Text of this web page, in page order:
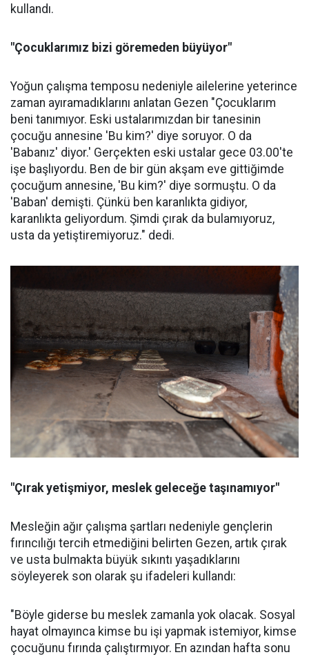
kullandı.
"Çocuklarımız bizi göremeden büyüyor"
Yoğun çalışma temposu nedeniyle ailelerine yeterince
zaman ayıramadıklarını anlatan Gezen "Çocuklarım
beni tanımıyor. Eski ustalarımızdan bir tanesinin
çocuğu annesine 'Bu kim?' diye soruyor. O da
'Babanız' diyor.' Gerçekten eski ustalar gece 03.00'te
işe başlıyordu. Ben de bir gün akşam eve gittiğimde
çocuğum annesine, 'Bu kim?' diye sormuştu. O da
'Baban' demişti. Çünkü ben karanlıkta gidiyor,
karanlıkta geliyordum. Şimdi çırak da bulamıyoruz,
usta da yetiştiremiyoruz." dedi.
"Çırak yetişmiyor, meslek geleceğe taşınamıyor"
Mesleğin ağır çalışma şartları nedeniyle gençlerin
fırıncılığı tercih etmediğini belirten Gezen, artık çırak
ve usta bulmakta büyük sıkıntı yaşadıklarını
söyleyerek son olarak şu ifadeleri kullandı:
"Böyle giderse bu meslek zamanla yok olacak. Sosyal
hayat olmayınca kimse bu işi yapmak istemiyor, kimse
çocuğunu fırında çalıştırmıyor. En azından hafta sonu